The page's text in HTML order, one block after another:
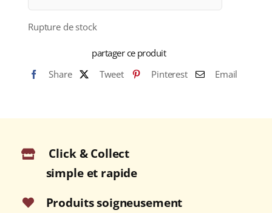
Rupture de stock
partager ce produit
Share
Tweet Pinterest Email
Click & Collect
simple et rapide
Produits soigneusement